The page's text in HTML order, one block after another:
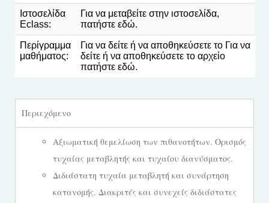
Ιστοσελίδα
Eclass:
Για να μεταβείτε στην ιστοσελίδα,
πατήστε εδώ.
Περίγραμμα
μαθήματος:
Για να δείτε ή να αποθηκεύσετε το Για να
δείτε ή να αποθηκεύσετε το αρχείο
πατήστε εδώ.
Περιεχόμενο
Αξιωματική θεμελίωση των πιθανοτήτων. Ορισμός
τυχαίας μεταβλητής και τυχαίου διανύσματος.
Διδιάστατη τυχαία μεταβλητή και συνάρτηση
κατανομής. Διακριτές και συνεχείς διδιάστατες